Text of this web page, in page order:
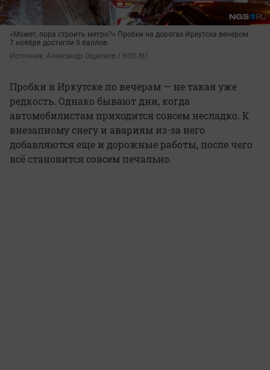
«Может, пора строить метро?» Пробки на дорогах Иркутска вечером
7 ноября достигли 9 баллов
Источник: Александр Ощепков / NGS.RU
Пробки в Иркутске по вечерам — не такая уже
редкость. Однако бывают дни, когда
автомобилистам приходится совсем несладко. К
внезапному снегу и авариям из-за него
добавляются еще и дорожные работы, после чего
всё становится совсем печально.